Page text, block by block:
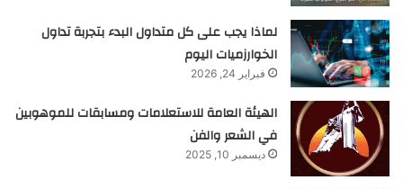
لماذا يجب على كل متداول البدء بتجربة تداول
الخوارزميات اليوم
فبراير 24, 2026
الهيئة العامة للاستعلامات ومسابقات للموهوبين
في الشعر والفن
ديسمبر 10, 2025